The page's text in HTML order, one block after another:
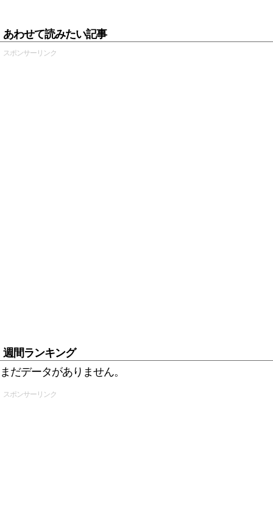
あわせて読みたい記事
スポンサーリンク
週間ランキング
まだデータがありません。
スポンサーリンク